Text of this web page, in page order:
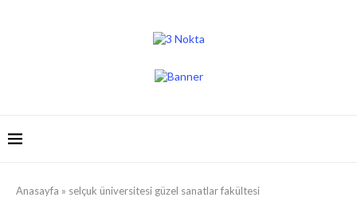
Anasayfa » selçuk üniversitesi güzel sanatlar fakültesi